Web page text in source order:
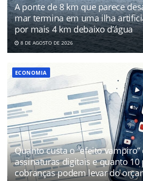
A ponte de 8 km que parece
mar termina em uma ilha
por mais 4 km debaixo d’água
8 DE AGOSTO DE 2026
ECONOMIA
Quanto custa o “efeito vampiro”
assinaturas digitais e quanto 10
cobranças podem levar do